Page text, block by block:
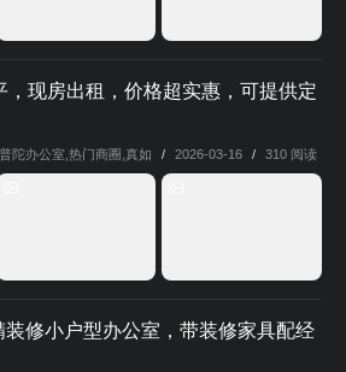
，现房出租，价格超实惠，可提供定
普陀办公室,热门商圈 ,真如 / 2026-03-16 / 310 阅读
修小户型办公室，带装修家具配经